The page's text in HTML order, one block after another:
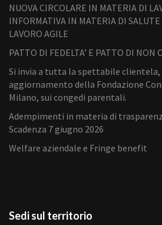
NUOVA CIRCOLARE IN MATERIA DI
INFORMATIVA IN MATERIA DI SALUTE
LAVORO AGILE
PATTO DI FEDELTA’ E PATTO DI NON
Si invia a tutta la spettabile clientela,
aggiornamento della Fondazione
Milano, sui congedi parentali.
Adempimenti in materia di
Scadenza 7 giugno 2026
Welfare aziendale e Fringe benefit
Sedi sul territorio